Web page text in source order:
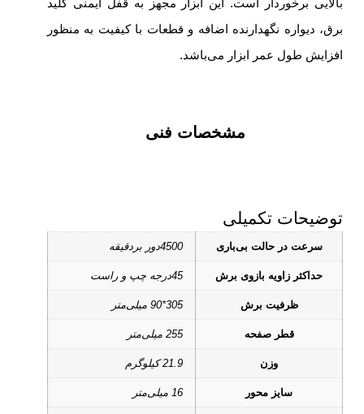
بالایی برخوردار است. این ابزار مجهز به قفل ایمنی کلید
برق، دیواره نگهدارنده اضافه و قطعات با کیفیت به منظور
افزایش طول عمر ابزار می‌باشد.
مشخصات فنی
توضیحات تکمیلی
سرعت در حالت بی‌باری 4500دور بردقیقه
حداکثر زاویه بازوی برش 45درجه چپ و راست
ظرفیت برش 305*90 میلی‌متر
قطر صفحه 255 میلی‌متر
وزن 21.9 کیلوگرم
سایز محور 16 میلی‌متر